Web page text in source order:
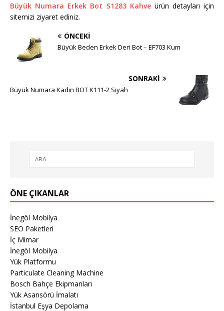
Büyük Numara Erkek Bot S1283 Kahveürün detayları için
sitemizi ziyaret ediniz.
ÖNCEKI
Büyük Beden Erkek Deri Bot – EF703 Kum
SONRAKI
Büyük Numara Kadın BOT K111-2 Siyah
ÖNE ÇIKANLAR
İnegöl Mobilya
SEO Paketleri
İç Mimar
İnegöl Mobilya
Yük Platformu
Particulate Cleaning Machine
Bosch Bahçe Ekipmanları
Yük Asansörü İmalatı
İstanbul Eşya Depolama